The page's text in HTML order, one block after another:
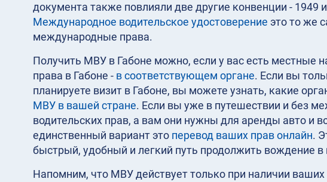
документа также повлияли две другие конвенции - 1949
Международное водительское удостоверение это то же
международные права.
Получить МВУ в Габоне можно, если у вас есть местные
права в Габоне - в соответствующем органе. Если вы
планируете визит в Габоне, вы можете узнать, какие
МВУ в вашей стране. Если вы уже в путешествии и без
водительских прав, а вам они нужны для аренды авто и
единственный вариант это перевод ваших прав онлайн.
быстрый, удобный и легкий путь продолжить вождение в
Напомним, что МВУ действует только при наличии ваших